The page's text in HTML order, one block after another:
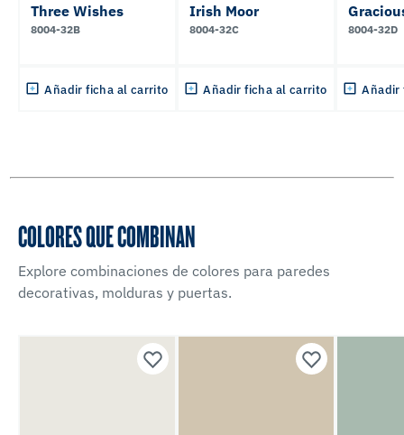
Three Wishes
8004-32B
Añadir ficha al carrito
Irish Moor
8004-32C
Añadir ficha al carrito
8004-32D
Añadir
COLORES QUE COMBINAN
Explore combinaciones de colores para paredes
decorativas, molduras y puertas.